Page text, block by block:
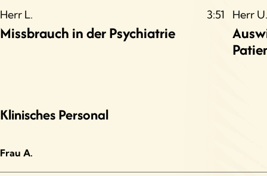
Hospitalisierung
Reformen
Staat und Psychiatrie
Herr L. 3:51
Missbrauch in der Psychiatrie
Herr U.
Klinisches Personal
Frau A.